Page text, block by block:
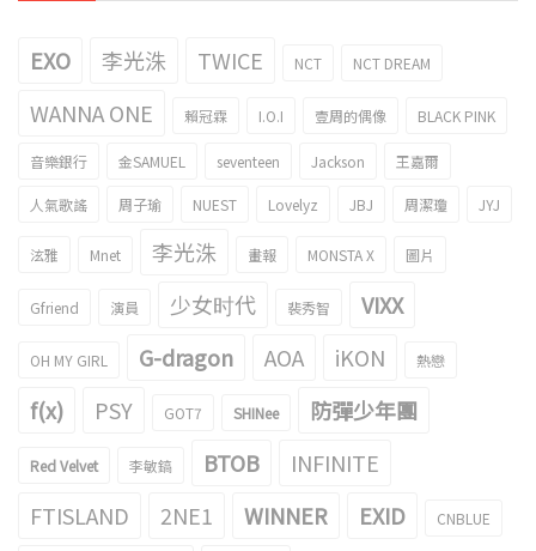
EXO 李光洙 TWICE NCT NCT DREAM
WANNA ONE 賴冠霖 I.O.I 壹周的偶像 BLACK PINK
音樂銀行 金SAMUEL seventeen Jackson 王嘉爾
人氣歌謠 周子瑜 NUEST Lovelyz JBJ 周潔瓊 JYJ
泫雅 Mnet 李光洙 畫報 MONSTA X 圖片
Gfriend 演員 少女时代 裴秀智 VIXX
OH MY GIRL G-dragon AOA iKON 熱戀
f(x) PSY GOT7 SHINee 防彈少年團
Red Velvet 李敏鎬 BTOB
INFINITE
FTISLAND
2NE1 WINNER EXID CNBLUE